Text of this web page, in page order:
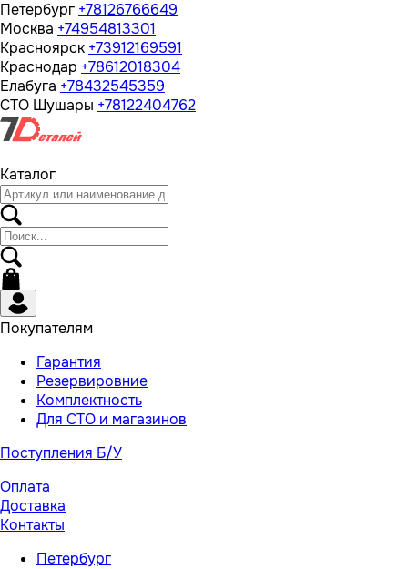
Петербург +78126766649
Москва +74954813301
Красноярск +73912169591
Краснодар +78612018304
Елабуга +78432545359
СТО Шушары +78122404762
Каталог
Покупателям
Гарантия
Резервировние
Комплектность
Для СТО и магазинов
Поступления Б/У
Оплата
Доставка
Контакты
Петербург